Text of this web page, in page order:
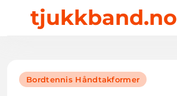
tjukkband.no
Bordtennis Håndtakformer